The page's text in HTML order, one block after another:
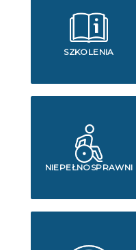
SZKOLENIA
NIEPEŁNOSPRAWNI